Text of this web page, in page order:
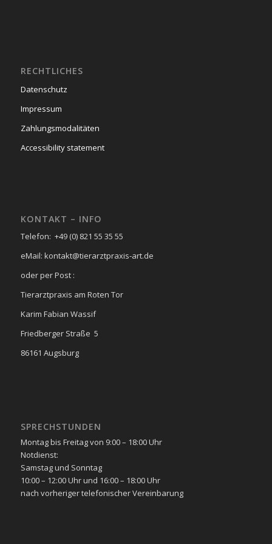
RECHTLICHES
Datenschutz
Impressum
Zahlungsmodalitäten
Accessibility statement
KONTAKT – INFO
Telefon: +49 (0) 821 55 35 55
eMail: kontakt@tierarztpraxis-art.de
oder per Post :
Tierarztpraxis am Roten Tor
Karim Fabian Wassif
Friedberger Straße 5
86161 Augsburg
SPRECHSTUNDEN
Montag bis Freitag von 9:00 – 18:00 Uhr
Notdienst:
Samstag und Sonntag
10:00 – 12:00 Uhr und 16:00 – 18:00 Uhr
nach vorheriger telefonischer Vereinbarung